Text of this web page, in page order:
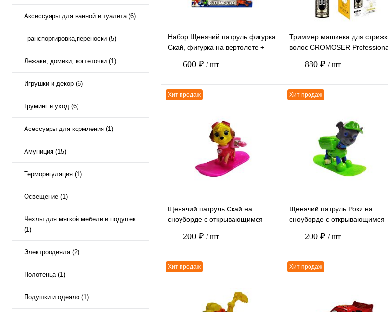
Аксессуары для ванной и туалета (6)
Транспортировка,переноски (5)
Лежаки, домики, когтеточки (1)
Игрушки и декор (6)
Груминг и уход (6)
Асессуары для кормления (1)
Амуниция (15)
Терморегуляция (1)
Освещение (1)
Чехлы для мягкой мебели и подушек
(1)
Электроодеяла (2)
Полотенца (1)
Подушки и одеяло (1)
Набор Щенячий патруль фигурка
Скай, фигурка на вертолете +
600 ₽ / шт
наличии
Триммер машинка для
волос CROMOSER
аккумулятор 1200мАч
880 ₽ / шт
В избранное
Хит продаж
Щенячий патруль Скай на
сноуборде с открывающимся
200 ₽ / шт
К сравнению
Хит продаж
Щенячий патруль Роки на
сноуборде с открывающимся
200 ₽ / шт
Хит продаж Хит продаж